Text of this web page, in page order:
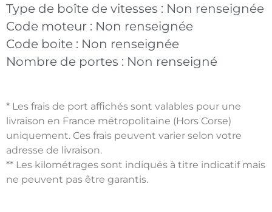
Type de boîte de vitesses : Non renseignée
Code moteur : Non renseignée
Code boite : Non renseignée
Nombre de portes : Non renseigné
* Les frais de port affichés sont valables pour une
livraison en France métropolitaine (Hors Corse)
uniquement. Ces frais peuvent varier selon votre
adresse de livraison.
** Les kilométrages sont indiqués à titre indicatif mais
ne peuvent pas être garantis.